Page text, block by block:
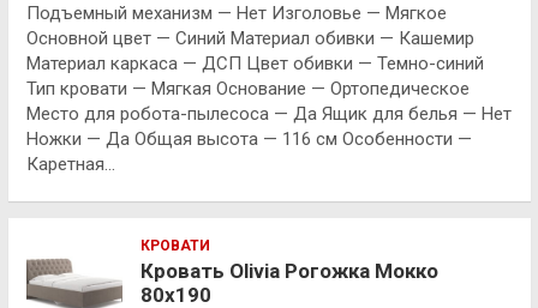
Подъемный механизм — Нет Изголовье — Мягкое
Основной цвет — Синий Материал обивки — Кашемир
Материал каркаса — ДСП Цвет обивки — Темно-синий
Тип кровати — Мягкая Основание — Ортопедическое
Место для робота-пылесоса — Да Ящик для белья — Нет
Ножки — Да Общая высота — 116 см Особенности —
Каретная…
КРОВАТИ
Кровать Olivia Рогожка Мокко
80х190